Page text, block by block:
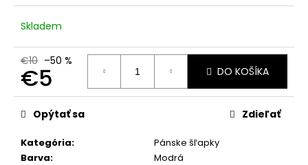
Skladem
€10 –50 %
€5
Jednotková
cena:
DO KOŠÍKA
Kategória:
Pánske šľapky
Barva:
Modrá
Opýtať sa Zdieľať
č
a
e